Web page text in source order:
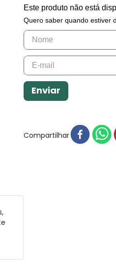
Este produto não está
Quero saber quando estiver
Enviar
Compartilhar